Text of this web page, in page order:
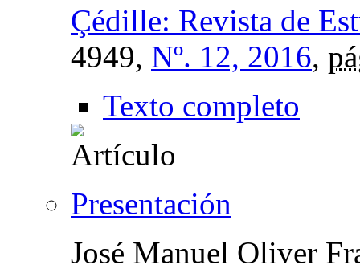
Çédille: Revista de
4949, Nº. 12, 2016,
Texto completo
Presentación
José Manuel Oliver